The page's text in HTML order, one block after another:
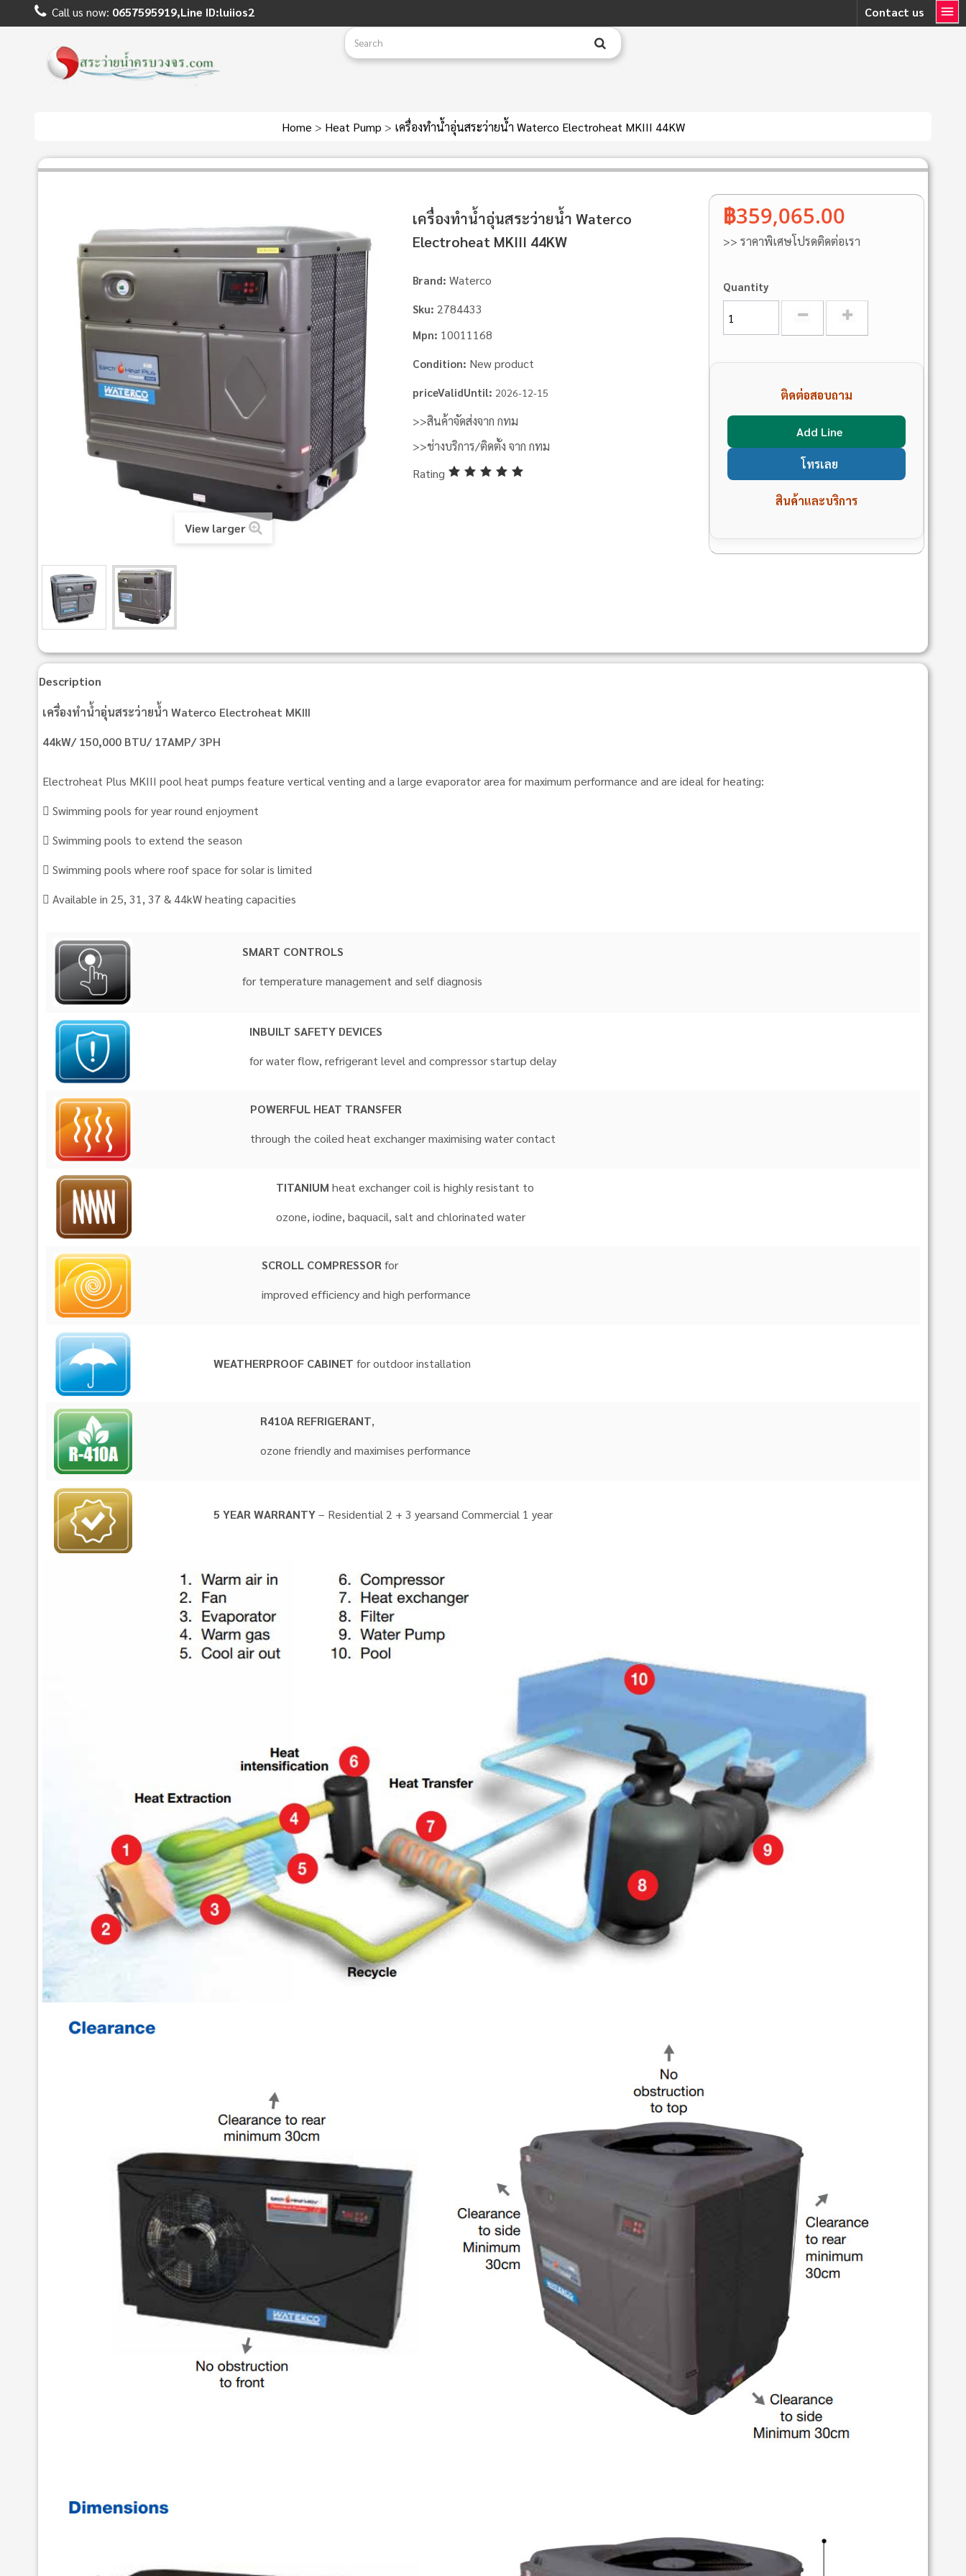
Contact us
Call us now: 0657595919,Line ID:luiios2
Home > Heat Pump > เครื่องทำน้ำอุ่นสระว่ายน้ำ Waterco Electroheat MKIII 44KW
View larger
เครื่องทำน้ำอุ่นสระว่ายน้ำ Waterco
Electroheat MKIII 44KW
Brand: Waterco
Sku: 2784433
Mpn: 10011168
Condition: New product
priceValidUntil: 2026-12-15
>>สินค้าจัดส่งจาก กทม
>>ช่างบริการ/ติดตั้ง จาก กทม
Rating
฿359,065.00
>> ราคาพิเศษโปรดติดต่อเรา
Quantity
ติดต่อสอบถาม
Add Line
โทรเลย
สินค้าและบริการ
Description
เครื่องทำน้ำอุ่นสระว่ายน้ำ Waterco Electroheat MKIII
44kW/ 150,000 BTU/ 17AMP/ 3PH
Electroheat Plus MKIII pool heat pumps feature vertical venting and a large evaporator area for maximum performance and are ideal for heating:
 Swimming pools for year round enjoyment
 Swimming pools to extend the season
 Swimming pools where roof space for solar is limited
 Available in 25, 31, 37 & 44kW heating capacities
SMART CONTROLS
for temperature management and self diagnosis
INBUILT SAFETY DEVICES
for water flow, refrigerant level and compressor startup delay
POWERFUL HEAT TRANSFER
through the coiled heat exchanger maximising water contact
TITANIUM heat exchanger coil is highly resistant to
ozone, iodine, baquacil, salt and chlorinated water
SCROLL COMPRESSORfor
improved efficiency and high performance
WEATHERPROOF CABINET for outdoor installation
R410A REFRIGERANT,
ozone friendly and maximises performance
5 YEAR WARRANTY– Residential 2 + 3 yearsand Commercial 1 year